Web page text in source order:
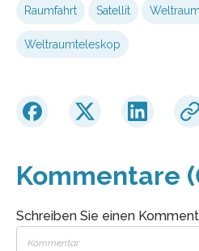
Raumfahrt Satellit
Weltraumteleskop
Kommentare
Schreiben Sie einen